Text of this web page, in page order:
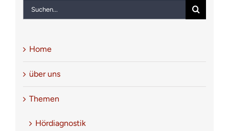
Suche
nach:
Home
über uns
Themen
Hördiagnostik